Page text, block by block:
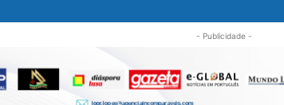
- Publicidade -